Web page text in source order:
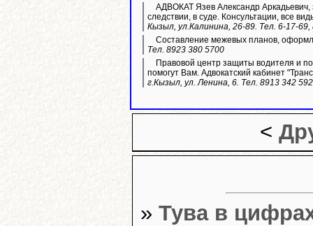
АДВОКАТ Язев Александр
следствии, в суде. Консультации, все
Кызыл, ул.Калинина, 26-89. Тел. 6-17-69,
Составление межевых планов,
Тел. 8923 380 5700
Правовой центр защиты водителя и
помогут Вам. Адвокатский кабинет
г.Кызыл, ул. Ленина, 6. Тел. 8913 342
<
» Тува в